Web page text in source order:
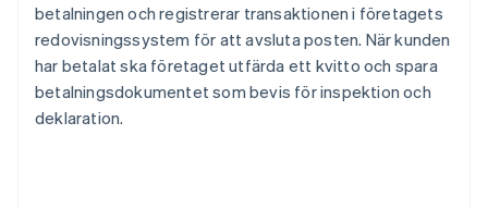
betalningen och registrerar transaktionen i företagets
redovisningssystem för att avsluta posten. När kunden
har betalat ska företaget utfärda ett kvitto och spara
betalningsdokumentet som bevis för inspektion och
deklaration.